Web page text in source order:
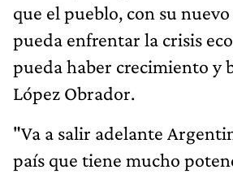
que el pueblo, con su
pueda enfrentar la crisis
pueda haber crecimiento y
López Obrador.
"Va a salir adelante
país que tiene mucho